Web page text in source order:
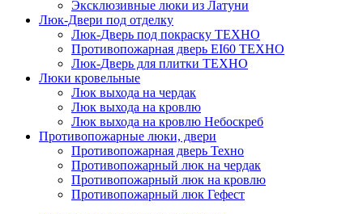
Эксклюзивные люки из Латуни
Люк-Двери под отделку
Люк-Дверь под покраску ТЕХНО
Противопожарная дверь EI60 ТЕХНО
Люк-Дверь для плитки ТЕХНО
Люки кровельные
Люк выхода на чердак
Люк выхода на кровлю
Люк выхода на кровлю Небоскреб
Противопожарные люки, двери
Противопожарная дверь Техно
Противопожарный люк на чердак
Противопожарный люк на кровлю
Противопожарный люк Гефест